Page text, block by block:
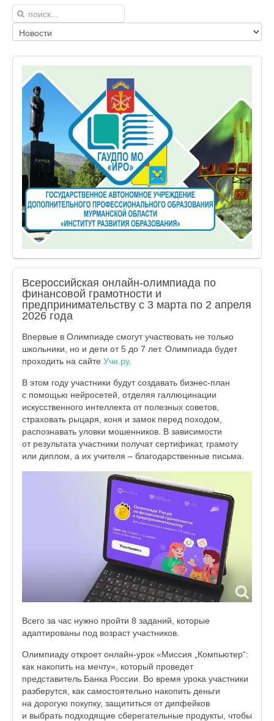
Всероссийская онлайн-олимпиада по
финансовой грамотности и
предпринимательству с 3 марта по 2 апреля
2026 года
Впервые в Олимпиаде смогут участвовать не только
школьники, но и дети от 5 до 7 лет. Олимпиада будет
проходить на сайте Учи.ру.
В этом году участники будут создавать бизнес-план
с помощью нейросетей, отделяя галлюцинации
искусственного интеллекта от полезных советов,
страховать рыцаря, коня и замок перед походом,
распознавать уловки мошенников. В зависимости
от результата участники получат сертификат, грамоту
или диплом, а их учителя – благодарственные письма.
Всего за час нужно пройти 8 заданий, которые
адаптированы под возраст участников.
Олимпиаду откроет онлайн-урок «Миссия „Компьютер“:
как накопить на мечту», который проведет
представитель Банка России. Во время урока участники
разберутся, как самостоятельно накопить деньги
на дорогую покупку, защититься от дипфейков
и выбрать подходящие сберегательные продукты, чтобы